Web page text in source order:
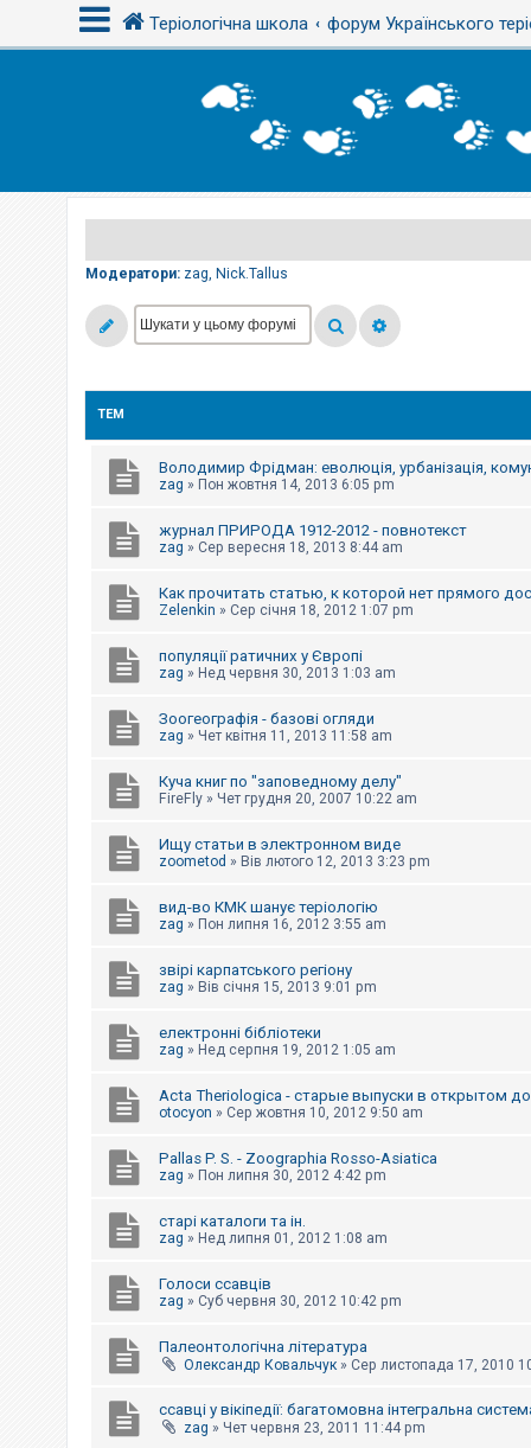
Теріологічна школа форум Українського
Модератори: zag, Nick.Tallus
ТЕМ
Володимир Фрідман: еволюція, урбанізація,
zag » Пон жовтня 14, 2013 6:05 pm
журнал ПРИРОДА 1912-2012 - повнотекст
zag » Сер вересня 18, 2013 8:44 am
Как прочитать статью, к которой нет прямого
Zelenkin » Сер січня 18, 2012 1:07 pm
популяції ратичних у Європі
zag » Нед червня 30, 2013 1:03 am
Зоогеографія - базові огляди
zag » Чет квітня 11, 2013 11:58 am
Куча книг по "заповедному делу"
FireFly » Чет грудня 20, 2007 10:22 am
Ищу статьи в электронном виде
zoometod » Вів лютого 12, 2013 3:23 pm
вид-во КМК шанує теріологію
zag » Пон липня 16, 2012 3:55 am
звірі карпатського регіону
zag » Вів січня 15, 2013 9:01 pm
електронні бібліотеки
zag » Нед серпня 19, 2012 1:05 am
Acta Theriologica - старые выпуски в открытом
otocyon » Сер жовтня 10, 2012 9:50 am
Pallas P. S. - Zoographia Rosso-Asiatica
zag » Пон липня 30, 2012 4:42 pm
старі каталоги та ін.
zag » Нед липня 01, 2012 1:08 am
Голоси ссавців
zag » Суб червня 30, 2012 10:42 pm
Палеонтологічна література
Олександр Ковальчук » Сер листопада 17, 2010
ссавці у вікіпедії: багатомовна інтегральна
zag » Чет червня 23, 2011 11:44 pm